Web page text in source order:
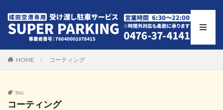
HOME コーティング
TAG
コーティング